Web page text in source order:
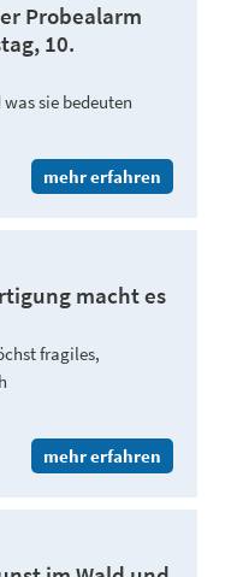
Probealarm
10.
sie bedeuten
mehr erfahren
macht es
fragiles,
mehr erfahren